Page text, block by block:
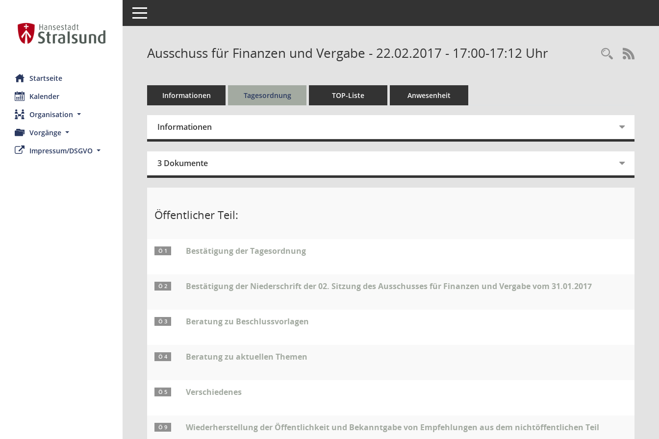
Startseite
Kalender
Organisation
Vorgänge
Impressum/DSGVO
Toggle navigation
Ausschuss für Finanzen und Vergabe - 22.02.2017 - 17:00-17:12 Uhr
Informationen Tagesordnung TOP-Liste Anwesenheit
Informationen
3 Dokumente
Öffentlicher Teil:
Ö 1 Bestätigung der Tagesordnung
Ö 2 Bestätigung der Niederschrift der 02. Sitzung des Ausschusses für Finanzen und Vergabe vom 31.01.2017
Ö 3 Beratung zu Beschlussvorlagen
Ö 4 Beratung zu aktuellen Themen
Ö 5 Verschiedenes
Ö 9 Wiederherstellung der Öffentlichkeit und Bekanntgabe von Empfehlungen aus dem nichtöffentlichen Teil